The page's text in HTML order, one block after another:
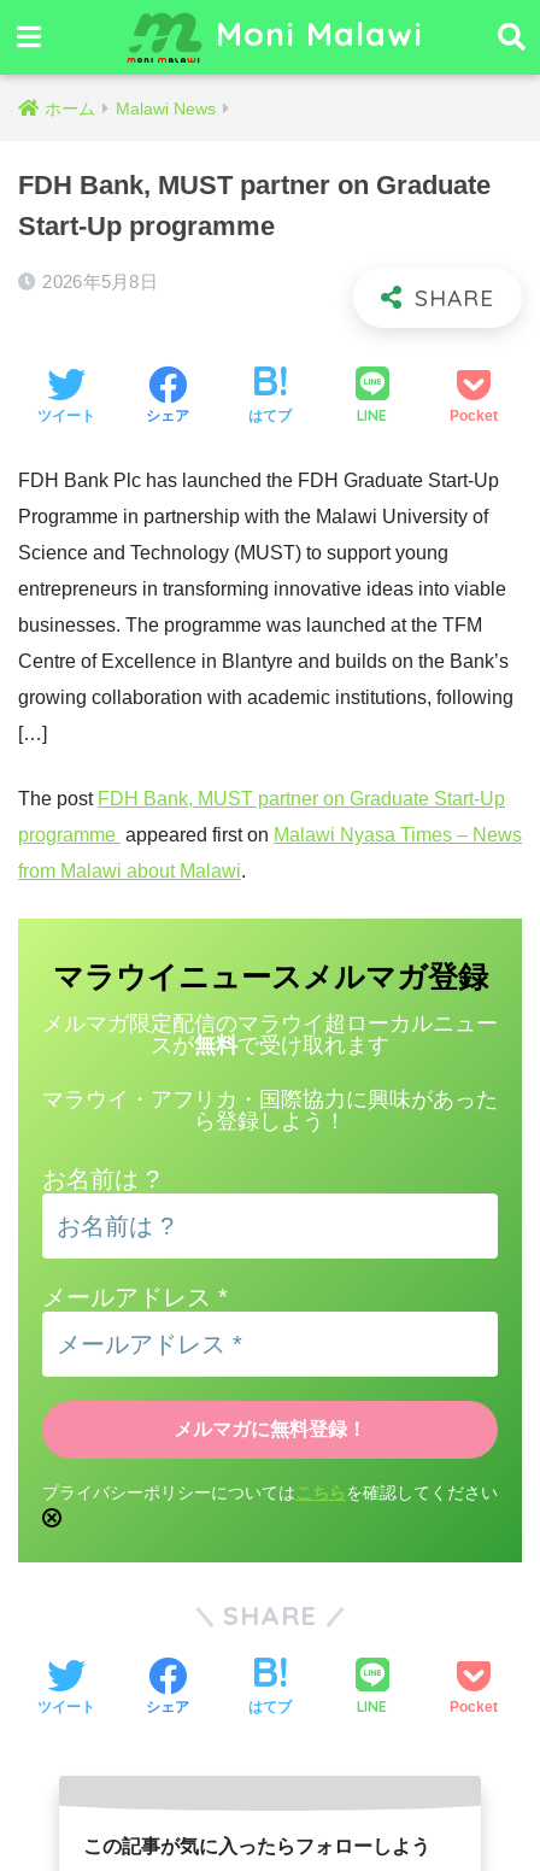
Moni Malawi
ホーム Malawi News
FDH Bank, MUST partner on Graduate
Start-Up programme
2026年5月8日
ツイート シェア はてブ LINE Pocket
FDH Bank Plc has launched the FDH Graduate Start-Up
Programme in partnership with the Malawi University of
Science and Technology (MUST) to support young
entrepreneurs in transforming innovative ideas into viable
businesses. The programme was launched at the TFM
Centre of Excellence in Blantyre and builds on the Bank’s
growing collaboration with academic institutions, following
[…]
The post FDH Bank, MUST partner on Graduate Start-Up
programme appeared first on Malawi Nyasa Times – News
from Malawi about Malawi.
マラウイニュース メルマガ登録
メルマガ限定配信のマラウイ超ローカルニュー
スが無料で受け取れます
マラウイ・アフリカ・国際協力に興味があった
ら登録しよう！
お名前は ?
メールアドレス *
プライバシーポリシーについては こちら を確認してください
SHARE
ツイート シェア はてブ LINE Pocket
この記事が気に入ったらフォローしよう